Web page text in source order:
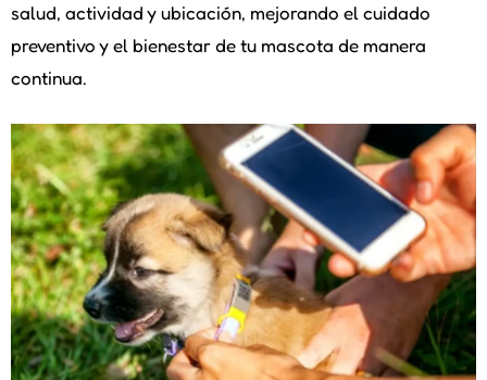
salud, actividad y ubicación, mejorando el cuidado
preventivo y el bienestar de tu mascota de manera
continua.